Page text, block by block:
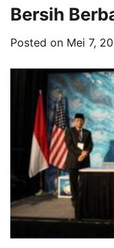
Bersih
Posted on Mei 7,